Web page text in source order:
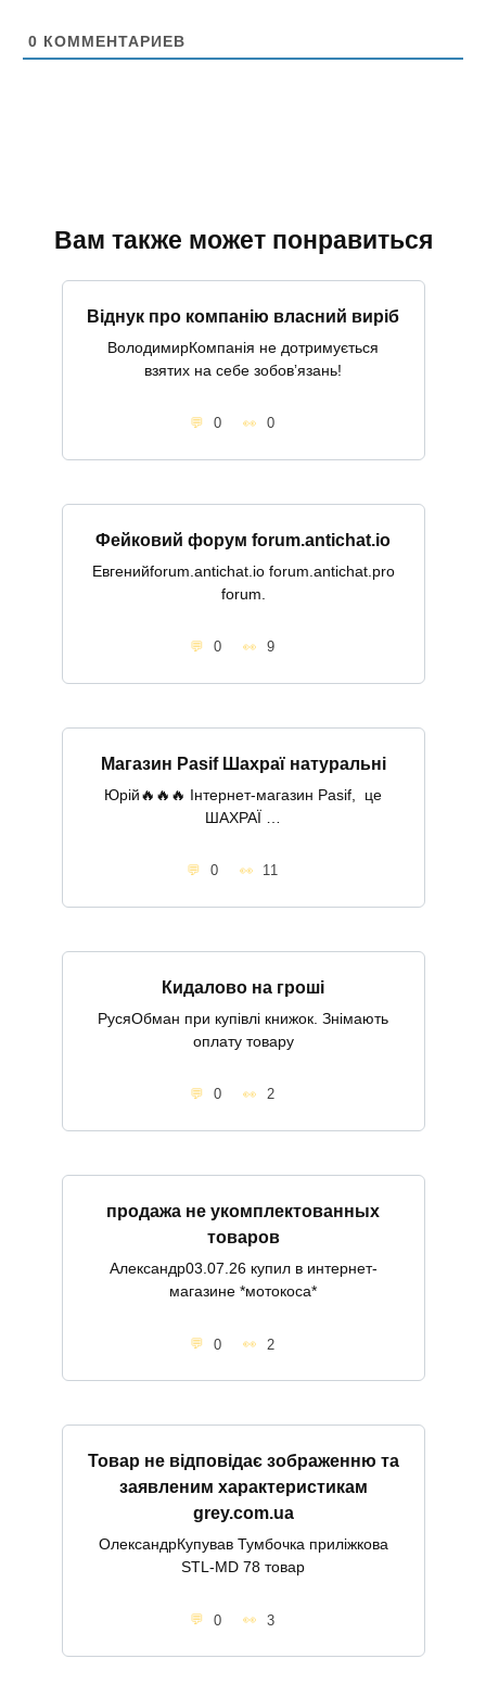
0 КОММЕНТАРИЕВ
Вам также может понравиться
Віднук про компанію власний виріб
ВолодимирКомпанія не дотримується
взятих на себе зобовʼязань!
0 0
Фейковий форум forum.antichat.io
Евгенийforum.antichat.io forum.antichat.pro
forum.
0 9
Магазин Pasif Шахраї натуральні
Юрій🔥🔥🔥 Інтернет-магазин Pasif, це
ШАХРАЇ …
0 11
Кидалово на гроші
РусяОбман при купівлі книжок. Знімають
оплату товару
0 2
продажа не укомплектованных
товаров
Александр03.07.26 купил в интернет-
магазине *мотокоса*
0 2
Товар не відповідає зображенню та
заявленим характеристикам
grey.com.ua
ОлександрКупував Тумбочка приліжкова
STL-MD 78 товар
0 3